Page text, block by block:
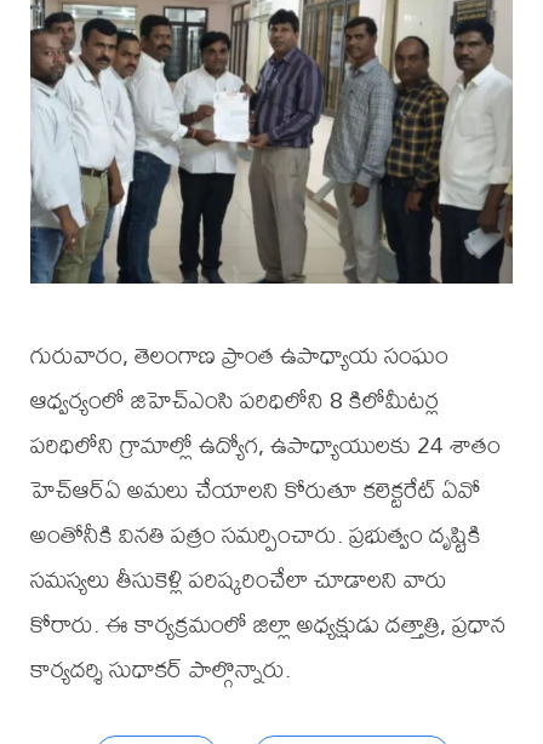
గురువారం, తెలంగాణ ప్రాంత ఉపాధ్యాయ సంఘం
ఆధ్వర్యంలో జిహెచ్ఎంసి పరిధిలోని 8 కిలోమీటర్ల
పరిధిలోని గ్రామాల్లో ఉద్యోగ, ఉపాధ్యాయులకు 24 శాతం
హెచ్ఆర్ఏ అమలు చేయాలని కోరుతూ కలెక్టరేట్ ఏవో
అంతోనీకి వినతి పత్రం సమర్పించారు. ప్రభుత్వం దృష్టికి
సమస్యలు తీసుకెళ్లి పరిష్కరించేలా చూడాలని వారు
కోరారు. ఈ కార్యక్రమంలో జిల్లా అధ్యక్షుడు దత్తాత్రి, ప్రధాన
కార్యదర్శి సుధాకర్ పాల్గొన్నారు.